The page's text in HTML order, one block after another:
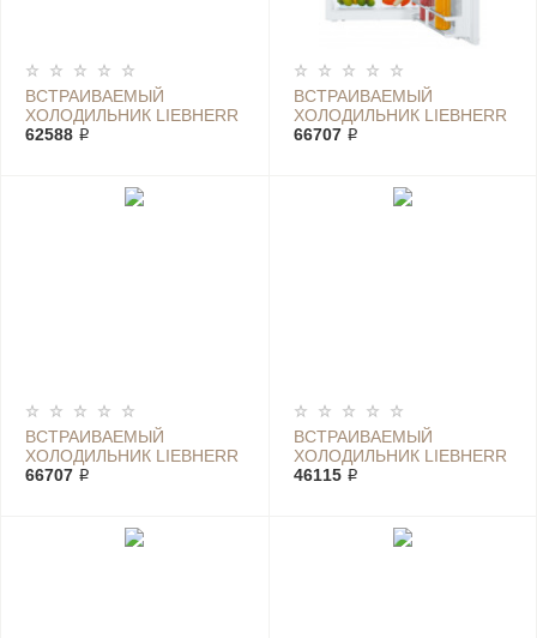
ВСТРАИВАЕМЫЙ
ХОЛОДИЛЬНИК LIEBHERR
IKP 1660
62588 ₽
ВСТРАИВАЕМЫЙ
ХОЛОДИЛЬНИК LIEBHERR
IKP 1664
66707 ₽
ВСТРАИВАЕМЫЙ
ХОЛОДИЛЬНИК LIEBHERR
IKP 2364
66707 ₽
ВСТРАИВАЕМЫЙ
ХОЛОДИЛЬНИК LIEBHERR
IKS 1610
46115 ₽